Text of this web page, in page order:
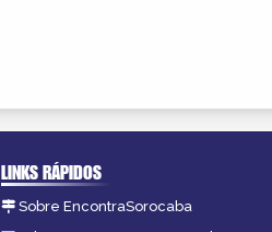
LINKS RÁPIDOS
Sobre EncontraSorocaba